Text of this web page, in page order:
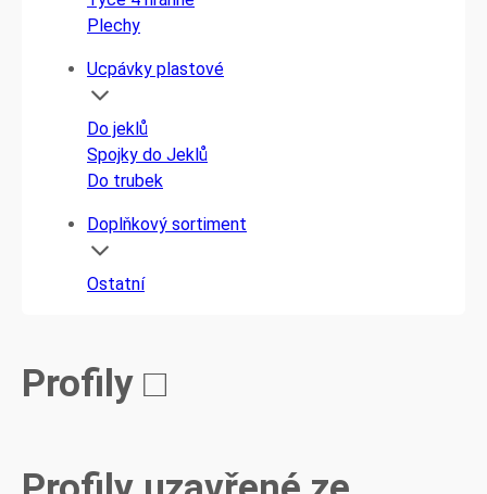
Plechy
Ucpávky plastové
Do jeklů
Spojky do Jeklů
Do trubek
Doplňkový sortiment
Ostatní
Profily □